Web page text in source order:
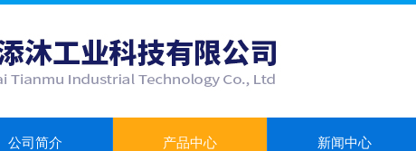
公司简介 产品中心 新闻中心